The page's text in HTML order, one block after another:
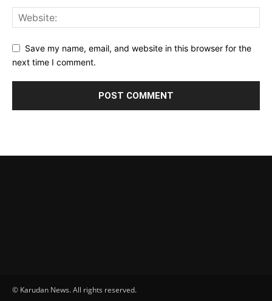
Save my name, email, and website in this browser for the
next time I comment.
© Karudan News. All rights reserved.